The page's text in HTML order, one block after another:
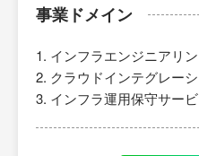
事業ドメイン
インフラエンジニアリ
クラウドインテグレー
インフラ運用保守サー